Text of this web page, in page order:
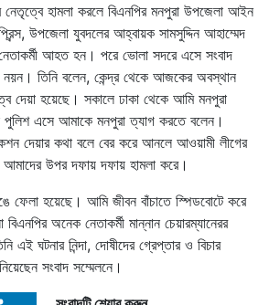
নেতৃত্বে হামলা করলে বিএনপির মনপুরা উপজেলা আইন
উপজেলা যুবদলের আহ্বায়ক সামসুদ্দিন আহাম্মেদ
আহত হন। পরে ভোলা সদরে এসে সংবাদ
তিনি বলেন, কেন্দ্র থেকে আজকের অবস্থান
দেয়া হয়েছে। সকালে ঢাকা থেকে আমি মনপুরা
পুলিশ এসে আমাকে মনপুরা ত্যাগ করতে বলেন।
দেয়ার কথা বলে বের করে আনলে আওয়ামী লীগের
আমাদের উপর দফায় দফায় হামলা করে।
ফেলা হয়েছে। আমি জীবন বাঁচাতে স্পিডবোটে করে
অনেক নেতাকর্মী মান্নান চেয়ারম্যানেরর
এই ঘটনার নিন্দা, দোষীদের গ্রেপ্তার ও বিচার
সংবাদ সম্মেলনে।